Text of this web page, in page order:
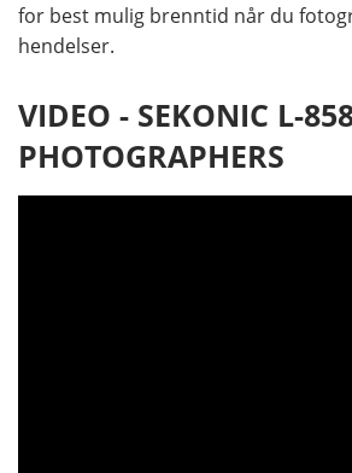
for best mulig brenntid når du
hendelser.
VIDEO - SEKONIC L-
PHOTOGRAPHERS